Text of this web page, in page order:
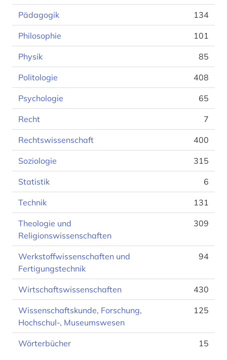
Pädagogik 134
Philosophie 101
Physik 85
Politologie 408
Psychologie 65
Recht 7
Rechtswissenschaft 400
Soziologie 315
Statistik 6
Technik 131
Theologie und
Religionswissenschaften
309
Werkstoffwissenschaften und
Fertigungstechnik
94
Wirtschaftswissenschaften 430
Wissenschaftskunde, Forschung,
Hochschul-, Museumswesen
125
Wörterbücher 15